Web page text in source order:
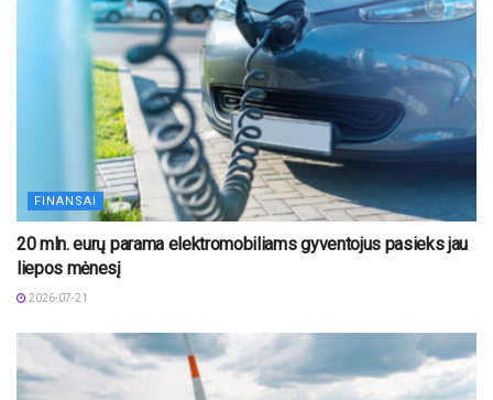
FINANSAI
20 mln. eurų parama elektromobiliams gyventojus pasieks jau
liepos mėnesį
2026-07-21